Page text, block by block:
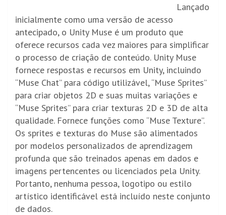
Lançado
inicialmente como uma versão de acesso
antecipado, o Unity Muse é um produto que
oferece recursos cada vez maiores para simplificar
o processo de criação de conteúdo. Unity Muse
fornece respostas e recursos em Unity, incluindo
“Muse Chat” para código utilizável, “Muse Sprites”
para criar objetos 2D e suas muitas variações e
“Muse Sprites” para criar texturas 2D e 3D de alta
qualidade. Fornece funções como “Muse Texture”.
Os sprites e texturas do Muse são alimentados
por modelos personalizados de aprendizagem
profunda que são treinados apenas em dados e
imagens pertencentes ou licenciados pela Unity.
Portanto, nenhuma pessoa, logotipo ou estilo
artístico identificável está incluído neste conjunto
de dados.